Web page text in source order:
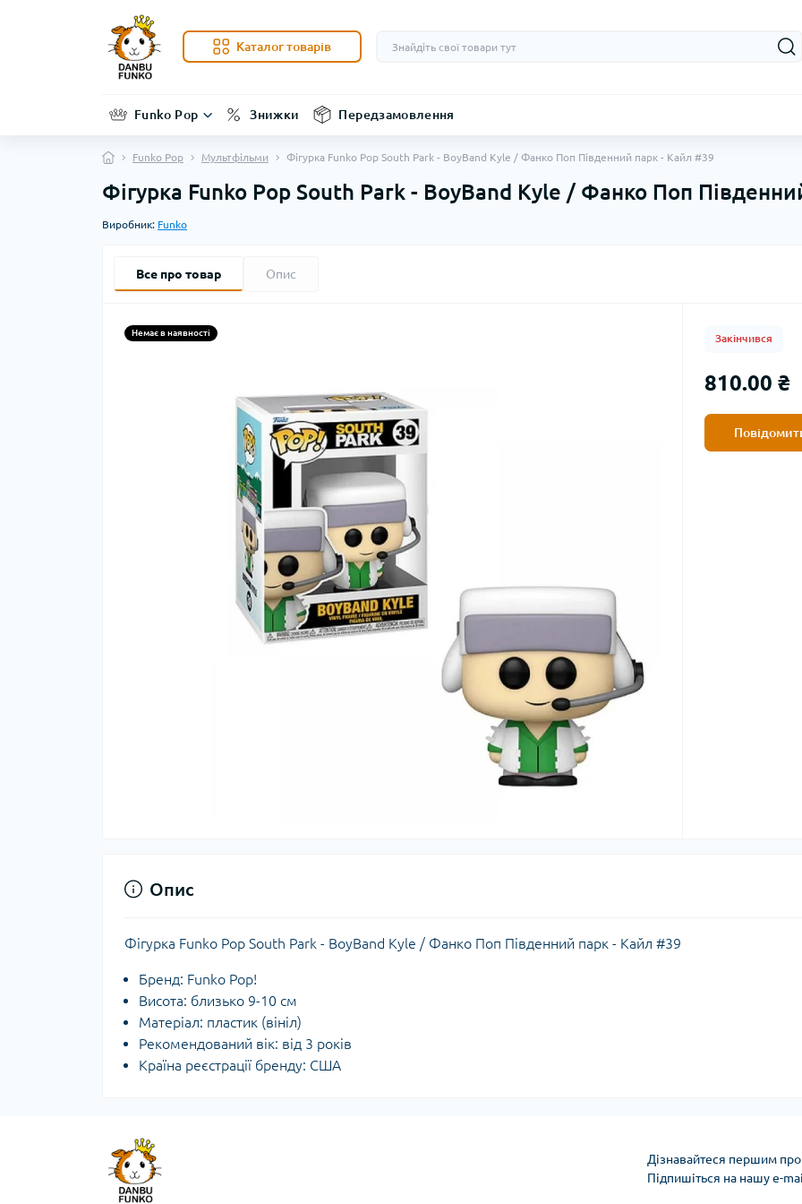
Каталог товарів
Funko Pop Знижки Передзамовлення
Funko Pop Мультфільми Фігурка Funko Pop South Park - BoyBand Kyle / Фанко Поп Південний парк - Кайл #39
Фігурка Funko Pop South Park - BoyBand Kyle / Фанко Поп
Виробник: Funko
Все про товар Опис
Немає в наявності Закінчився
810.00 ₴
Опис
Фігурка Funko Pop South Park - BoyBand Kyle / Фанко Поп Південний парк - Кайл #39
Бренд: Funko Pop!
Висота: близько 9-10 см
Матеріал: пластик (вініл)
Рекомендований вік: від 3 років
Країна реєстрації бренду: США
Дізнавайтеся першим про
Підпишіться на нашу e-